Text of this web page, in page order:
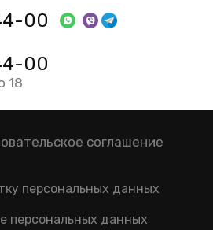
00
00
18
соглашение
персональных данных
персональных данных